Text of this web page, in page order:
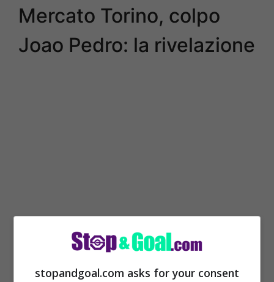
Mercato Torino, colpo
Joao Pedro: la rivelazione
Sono i colleghi di Sky Sport a rivelare
ultime notizie di mercato legate al Torino,
stopandgoal.com asks for your consent